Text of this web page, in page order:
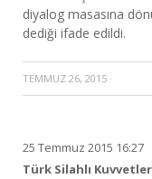
diyalog masasına
dediği ifade edildi.
TEMMUZ 26, 2015 ·
25 Temmuz 2015 16:27
Türk Silahlı